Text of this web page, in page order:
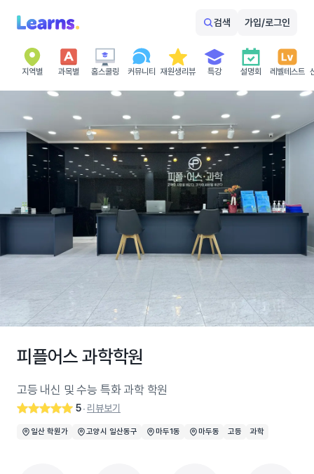
검색 가입/로그인
지역별 과목별 홈스쿨링 커뮤니티 재원생리뷰 특강 설명회 레벨테스트
피플어스 과학학원
고등 내신 및 수능 특화 과학 학원
5‧ 리뷰보기
일산 학원가 고양시 일산동구 마두1동 마두동 고등 과학